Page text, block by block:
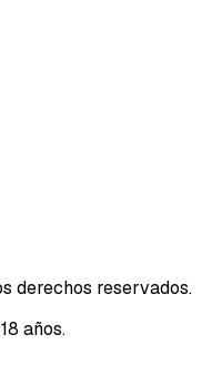
derechos reservados.
años.